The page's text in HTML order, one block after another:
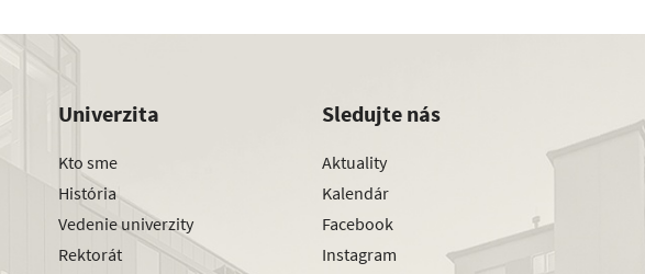
Univerzita
Kto sme
História
Vedenie univerzity
Rektorát
Sledujte nás
Aktuality
Kalendár
Facebook
Instagram